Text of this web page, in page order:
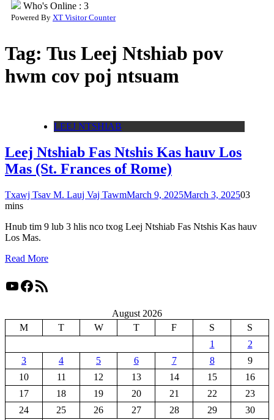
Who's Online : 3
Powered By XT Visitor Counter
Tag: Tus Leej Ntshiab pov
hwm cov poj ntsuam
LEEJ NTSHIAB
Leej Ntshiab Fas Ntshis Kas hauv Los
Mas (St. Frances of Rome)
Txawj Tsav M. Lauj Vaj TawmMarch 9, 2025March 3, 202503
mins
Hnub tim 9 lub 3 hlis nco txog Leej Ntshiab Fas Ntshis Kas hauv
Los Mas.
Read More
YouTube
Facebook
RSS Feed
August 2026
M
T W T F S
S
1
2
3
4 5 6 7 8
9
10
11 12 13 14 15
16
17
18 19 20 21 22
23
24
25 26 27 28 29
30